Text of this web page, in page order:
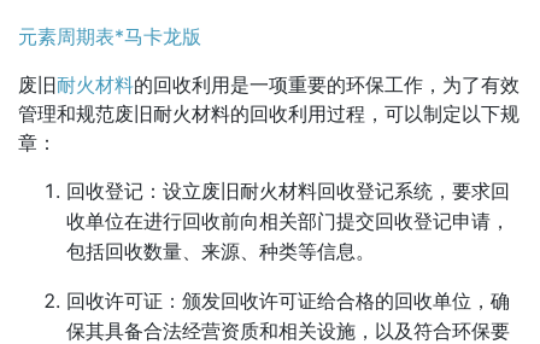
元素周期表*马卡龙版
废旧耐火材料的回收利用是一项重要的环保工作，为了有效
管理和规范废旧耐火材料的回收利用过程，可以制定以下规
章：
回收登记：设立废旧耐火材料回收登记系统，要求回
收单位在进行回收前向相关部门提交回收登记申请，
包括回收数量、来源、种类等信息。
回收许可证：颁发回收许可证给合格的回收单位，确
保其具备合法经营资质和相关设施，以及符合环保要